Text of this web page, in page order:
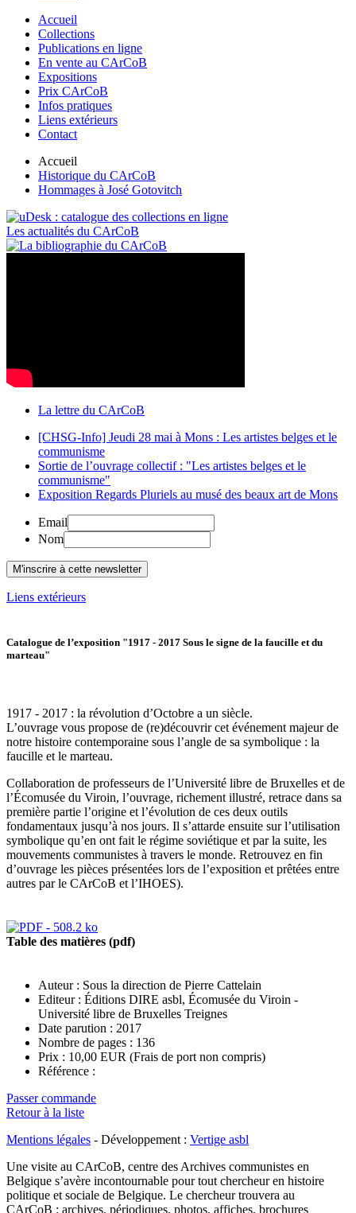
Accueil
Collections
Publications en ligne
En vente au CArCoB
Expositions
Prix CArCoB
Infos pratiques
Liens extérieurs
Contact
Accueil
Historique du CArCoB
Hommages à José Gotovitch
Les actualités du CArCoB
La lettre du CArCoB
[CHSG-Info] Jeudi 28 mai à Mons : Les artistes belges et le
communisme
Sortie de l’ouvrage collectif : "Les artistes belges et le
communisme"
Exposition Regards Pluriels au musé des beaux art de Mons
Email
Nom
Liens extérieurs
Catalogue de l’exposition "1917 - 2017 Sous le signe de la faucille et du
marteau"
1917 - 2017 : la révolution d’Octobre a un siècle.
L’ouvrage vous propose de (re)découvrir cet événement majeur de
notre histoire contemporaine sous l’angle de sa symbolique : la
faucille et le marteau.
Collaboration de professeurs de l’Université libre de Bruxelles et de
l’Écomusée du Viroin, l’ouvrage, richement illustré, retrace dans sa
première partie l’origine et l’évolution de ces deux outils
fondamentaux jusqu’à nos jours. Il s’attarde ensuite sur l’utilisation
symbolique qu’en ont fait le régime soviétique et par la suite, les
mouvements communistes à travers le monde. Retrouvez en fin
d’ouvrage les pièces présentées lors de l’exposition et prêtées entre
autres par le CArCoB et l’IHOES).
Table des matières (pdf)
Auteur : Sous la direction de Pierre Cattelain
Editeur : Éditions DIRE asbl, Écomusée du Viroin -
Université libre de Bruxelles Treignes
Date parution : 2017
Nombre de pages : 136
Prix : 10,00 EUR (Frais de port non compris)
Référence :
Passer commande
Retour à la liste
Mentions légales - Développement : Vertige asbl
Une visite au CArCoB, centre des Archives communistes en
Belgique s’avère incontournable pour tout chercheur en histoire
politique et sociale de Belgique. Le chercheur trouvera au
CArCoB : archives, périodiques, photos, affiches, brochures